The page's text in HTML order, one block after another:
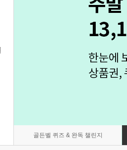
골든벨 퀴즈 & 완독 챌린지